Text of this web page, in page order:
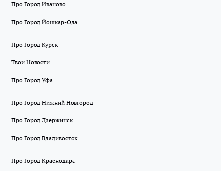
Про Город Иваново
Про Город Йошкар-Ола
Про Город Курск
Твои Новости
Про Город Уфа
Про Город Нижний Новгород
Про Город Дзержинск
Про Город Владивосток
Про Город Краснодара